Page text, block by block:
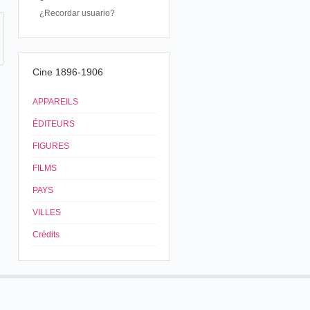
¿Recordar usuario?
Cine 1896-1906
APPAREILS
ÉDITEURS
FIGURES
FILMS
PAYS
VILLES
Crédits